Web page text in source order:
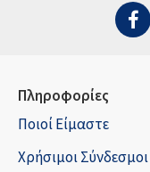
Πληροφορίες
Ποιοί Είμαστε
Χρήσιμοι Σύνδεσμοι